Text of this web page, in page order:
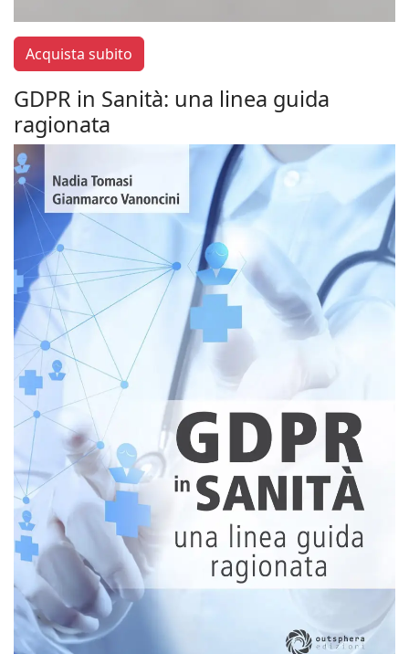
Acquista subito
GDPR in Sanità: una linea guida
ragionata